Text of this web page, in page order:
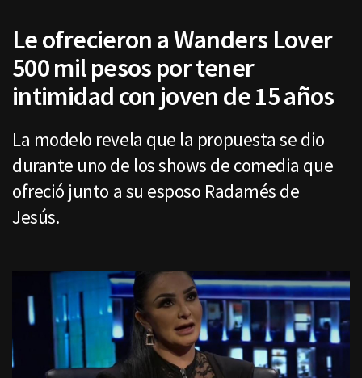
Le ofrecieron a Wanders Lover
500 mil pesos por tener
intimidad con joven de 15 años
La modelo revela que la propuesta se dio
durante uno de los shows de comedia que
ofreció junto a su esposo Radamés de
Jesús.